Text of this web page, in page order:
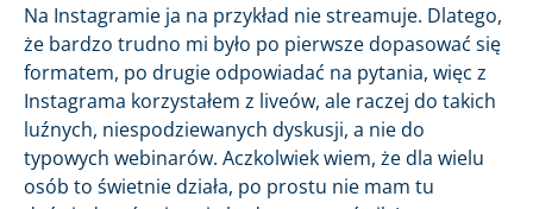
Na Instagramie ja na przykład nie streamuje. Dlatego,
że bardzo trudno mi było po pierwsze dopasować się
formatem, po drugie odpowiadać na pytania, więc z
Instagrama korzystałem z liveów, ale raczej do takich
luźnych, niespodziewanych dyskusji, a nie do
typowych webinarów. Aczkolwiek wiem, że dla wielu
osób to świetnie działa, po prostu nie mam tu